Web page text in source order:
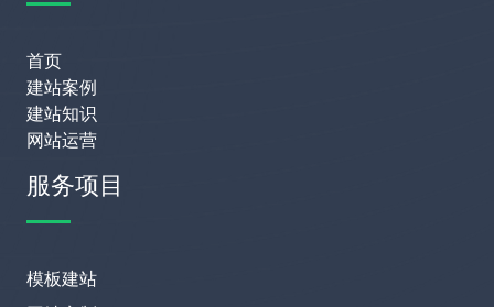
首页
建站案例
建站知识
网站运营
服务项目
模板建站